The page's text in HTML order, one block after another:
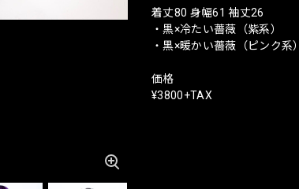
着丈80 身幅61 袖丈26
・黒×冷たい薔薇（紫系）
・黒×暖かい薔薇（ピンク系）
価格
¥3800+TAX